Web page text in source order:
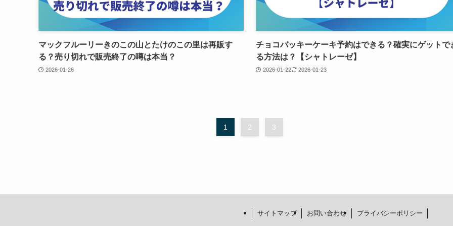
マックフルーリーきのこの山とたけのこの里は再販す
る？売り切れで販売終了の噂は本当？
2026-01-26
チョコバッキーケーキ予約はできる？確実にゲットで
る方法は？【シャトレーゼ】
2026-01-22 2026-01-23
1 2 3
サイトマップ お問い合わせ プライバシーポリシー